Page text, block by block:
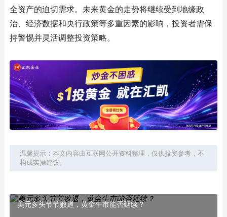
全资产的迫切需求。未来黄金的走势将继续受到地缘政
治、经济数据和央行政策等多重因素的影响，投资者需保
持警惕并灵活调整投资策略。
温馨提示：本文内容由互联网公开资料整理，仅供投资参考，不
构成实操建议。
美元多头节节败退，黄金牛市能否延续？